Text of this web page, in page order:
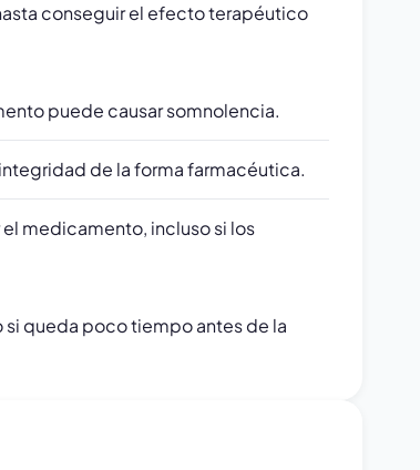
conseguir el efecto terapéutico
puede causar somnolencia.
de la forma farmacéutica.
medicamento, incluso si los
si queda poco tiempo antes de la